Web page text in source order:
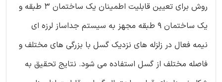
روش برای تعیین قابلیت اطمینان یک ساختمان 3 طبقه و
یک ساختمان 9 طبقه مجهز به سیستم جداساز لرزه ای
نیمه فعال در زلزله های نزدیک گسل با بزرگی های مختلف و
فاصله مختلف از گسل استفاده می شود. نتایج تحقیق به